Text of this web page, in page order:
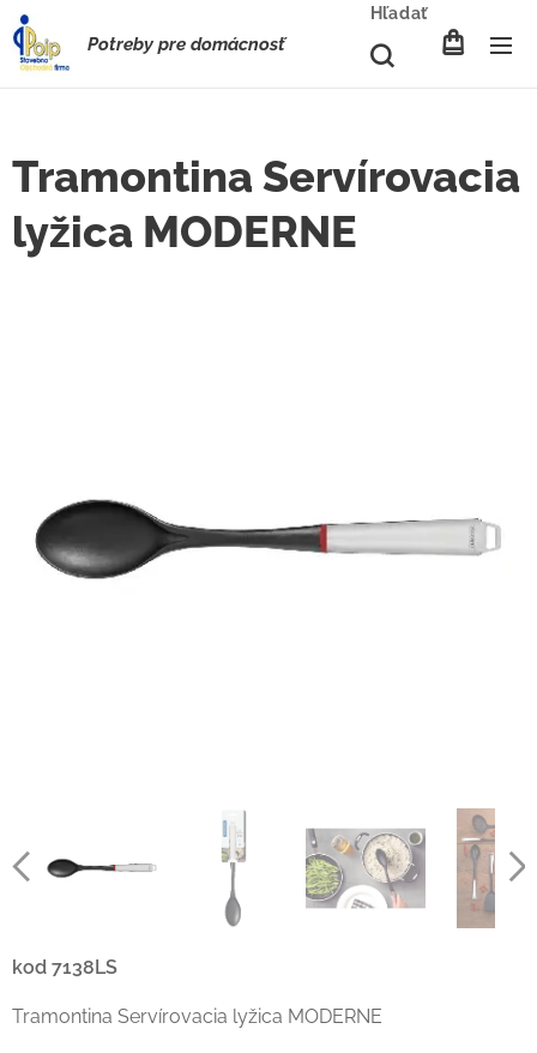
Potreby pre domácnosť
Hľadať
Tramontina Servírovacia
lyžica MODERNE
kod 7138LS
Tramontina Servírovacia lyžica MODERNE